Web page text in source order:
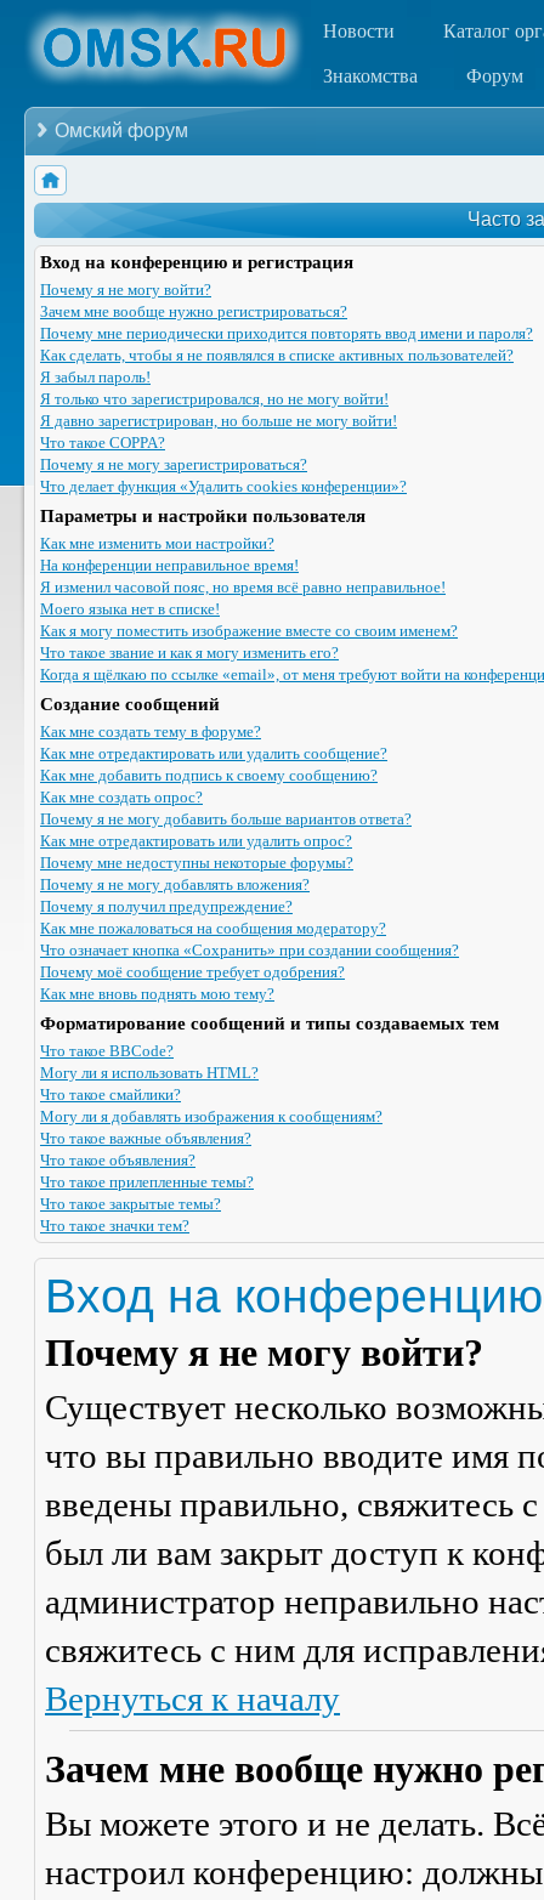
Новости Каталог
Знакомства Форум
Омский форум
Часто
Вход на конференцию и регистрация
Почему я не могу войти?
Зачем мне вообще нужно регистрироваться?
Почему мне периодически приходится повторять ввод имени и пароля?
Как сделать, чтобы я не появлялся в списке активных пользователей?
Я забыл пароль!
Я только что зарегистрировался, но не могу войти!
Я давно зарегистрирован, но больше не могу войти!
Что такое COPPA?
Почему я не могу зарегистрироваться?
Что делает функция «Удалить cookies конференции»?
Параметры и настройки пользователя
Как мне изменить мои настройки?
На конференции неправильное время!
Я изменил часовой пояс, но время всё равно неправильное!
Моего языка нет в списке!
Как я могу поместить изображение вместе со своим именем?
Что такое звание и как я могу изменить его?
Когда я щёлкаю по ссылке «email», от меня требуют войти на
Создание сообщений
Как мне создать тему в форуме?
Как мне отредактировать или удалить сообщение?
Как мне добавить подпись к своему сообщению?
Как мне создать опрос?
Почему я не могу добавить больше вариантов ответа?
Как мне отредактировать или удалить опрос?
Почему мне недоступны некоторые форумы?
Почему я не могу добавлять вложения?
Почему я получил предупреждение?
Как мне пожаловаться на сообщения модератору?
Что означает кнопка «Сохранить» при создании сообщения?
Почему моё сообщение требует одобрения?
Как мне вновь поднять мою тему?
Форматирование сообщений и типы создаваемых тем
Что такое BBCode?
Могу ли я использовать HTML?
Что такое смайлики?
Могу ли я добавлять изображения к сообщениям?
Что такое важные объявления?
Что такое объявления?
Что такое прилепленные темы?
Что такое закрытые темы?
Что такое значки тем?
Вход на
Почему я не могу войти?
Существует несколько
что вы правильно вводите имя
введены правильно, свяжитесь
был ли вам закрыт доступ к
администратор неправильно
свяжитесь с ним для
Вернуться к началу
Зачем мне вообще нужно
Вы можете этого и не делать.
настроил конференцию: должны